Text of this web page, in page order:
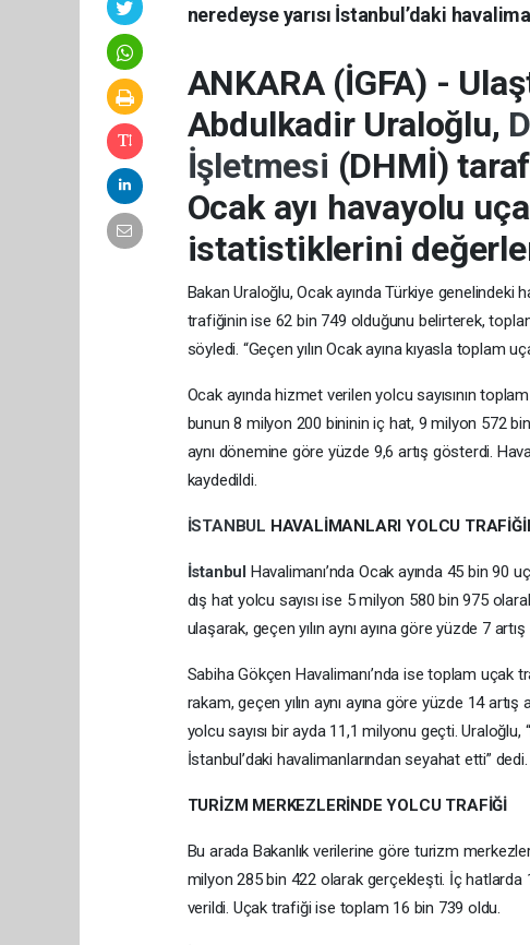
neredeyse yarısı İstanbul’daki
ANKARA (İGFA) -
Abdulkadir Uraloğlu,
İşletmesi (DHMİ)
Ocak ayı havayolu
istatistiklerini
Bakan Uraloğlu, Ocak ayında Türkiye genelindeki
trafiğinin ise 62 bin 749 olduğunu belirterek,
söyledi. “Geçen yılın Ocak ayına kıyasla toplam
Ocak ayında hizmet verilen yolcu sayısının
bunun 8 milyon 200 bininin iç hat, 9 milyon 572
aynı dönemine göre yüzde 9,6 artış gösterdi.
kaydedildi.
İSTANBUL HAVALİMANLARI YOLCU
İstanbul Havalimanı’nda Ocak ayında 45 bin 90
dış hat yolcu sayısı ise 5 milyon 580 bin 975
ulaşarak, geçen yılın aynı ayına göre yüzde 7
Sabiha Gökçen Havalimanı’nda ise toplam uçak
rakam, geçen yılın aynı ayına göre yüzde 14
yolcu sayısı bir ayda 11,1 milyonu geçti.
İstanbul’daki havalimanlarından seyahat etti” dedi.
TURİZM MERKEZLERİNDE YOLCU TRAFİĞİ
Bu arada Bakanlık verilerine göre turizm
milyon 285 bin 422 olarak gerçekleşti. İç
verildi. Uçak trafiği ise toplam 16 bin 739 oldu.